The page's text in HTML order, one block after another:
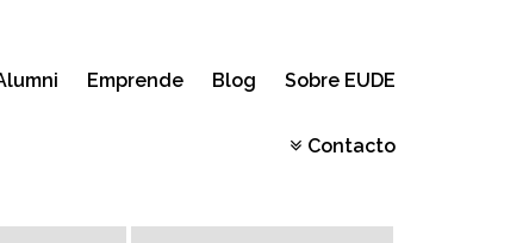
Emprende Blog Sobre EUDE
Contacto